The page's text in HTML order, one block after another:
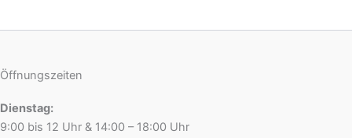
Öffnungszeiten
Dienstag:
9:00 bis 12 Uhr & 14:00 – 18:00 Uhr